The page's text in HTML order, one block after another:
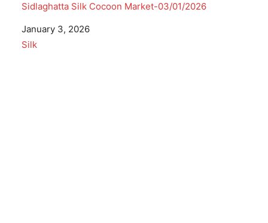
Sidlaghatta Silk Cocoon Market-03/01/2026
Date
January 3, 2026
In relation to
Silk